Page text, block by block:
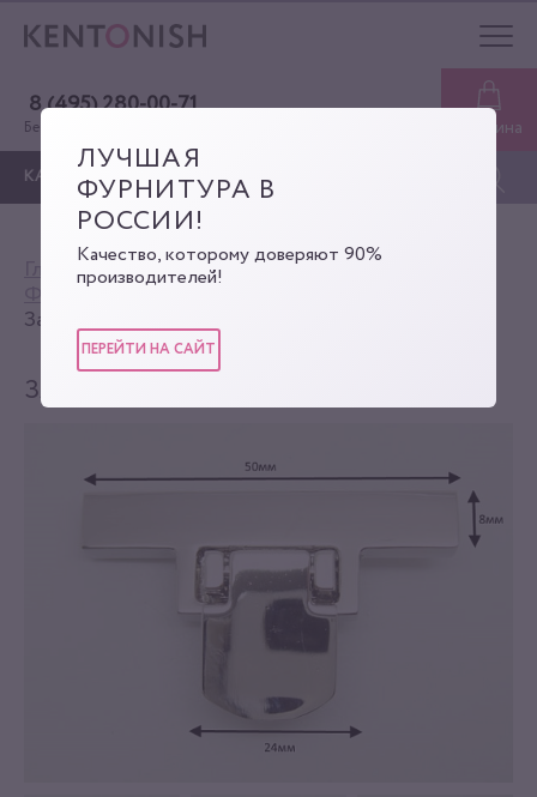
8 (495) 280-00-71
Бесплатная консультация Корзина
КАТАЛОГ
Главная
Каталог
Замок-клипса
ЗАМОК-КЛИПСА
ЛУЧШАЯ
ФУРНИТУРА В
РОССИИ!
Качество, которому доверяют 90%
производителей!
ПЕРЕЙТИ НА САЙТ